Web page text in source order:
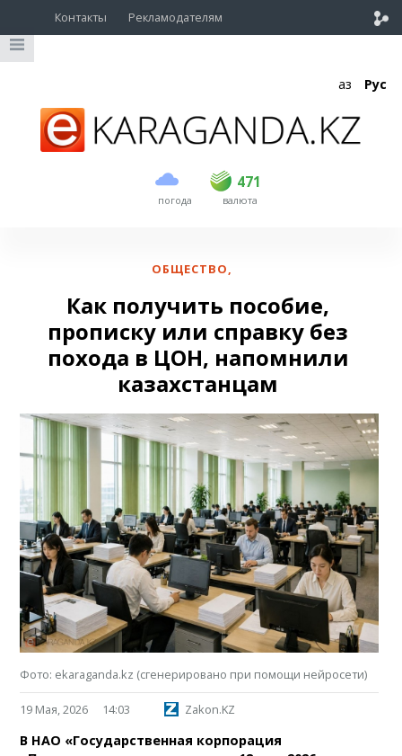
Контакты Рекламодателям
Қаз Рус
погода
471
USD 468.5
EUR 541.5
валюта
ОБЩЕСТВО,
Как получить пособие,
прописку или справку без
похода в ЦОН, напомнили
казахстанцам
Фото: ekaraganda.kz (сгенерировано при помощи нейросети)
19 Мая, 2026 14:03 Zakon.KZ
В НАО «Государственная корпорация